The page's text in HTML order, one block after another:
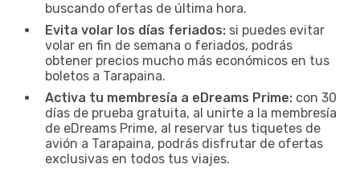
buscando ofertas de última hora.
Evita volar los días feriados: si puedes evitar
volar en fin de semana o feriados, podrás
obtener precios mucho más económicos en tus
boletos a Tarapaina.
Activa tu membresía a eDreams Prime: con 30
días de prueba gratuita, al unirte a la membresía
de eDreams Prime, al reservar tus tiquetes de
avión a Tarapaina, podrás disfrutar de ofertas
exclusivas en todos tus viajes.